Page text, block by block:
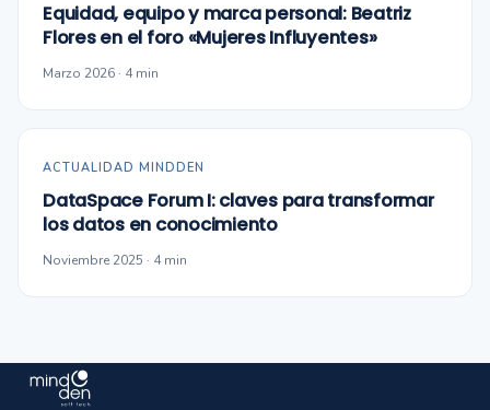
Equidad, equipo y marca personal: Beatriz
Flores en el foro «Mujeres Influyentes»
Marzo 2026 · 4 min
ACTUALIDAD MINDDEN
DataSpace Forum I: claves para transformar
los datos en conocimiento
Noviembre 2025 · 4 min